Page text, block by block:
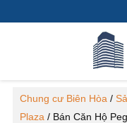
Chung cư Biên Hòa /
Plaza / Bán Căn Hộ